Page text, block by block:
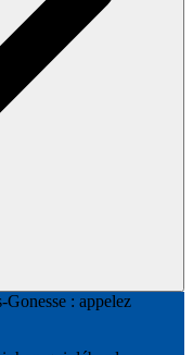
Gonesse : appelez